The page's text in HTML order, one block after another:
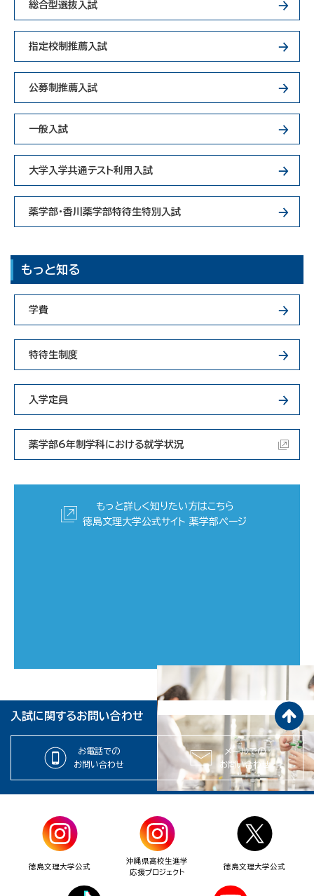
総合型選抜入試
指定校制推薦入試
公募制推薦入試
一般入試
大学入学共通テスト利用入試
薬学部・香川薬学部特待生特別入試
もっと知る
学費
特待生制度
入学定員
薬学部6年制学科における就学状況
もっと詳しく知りたい方はこちら
徳島文理大学公式サイト 薬学部ぺージ
入試に関するお問い合わせ
お電話での
お問い合わせ
メールでの
お問い合わせ
徳島文理大学公式
沖縄県高校生進学
応援プロジェクト
徳島文理大学公式